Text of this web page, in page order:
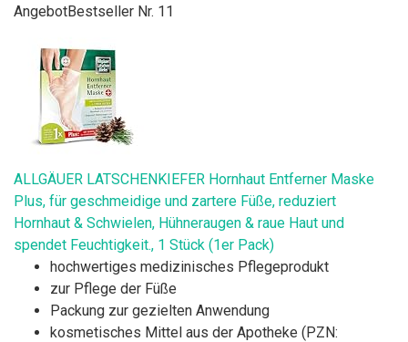
AngebotBestseller Nr. 11
ALLGÄUER LATSCHENKIEFER Hornhaut Entferner Maske
Plus, für geschmeidige und zartere Füße, reduziert
Hornhaut & Schwielen, Hühneraugen & raue Haut und
spendet Feuchtigkeit., 1 Stück (1er Pack)
hochwertiges medizinisches Pflegeprodukt
zur Pflege der Füße
Packung zur gezielten Anwendung
kosmetisches Mittel aus der Apotheke (PZN: